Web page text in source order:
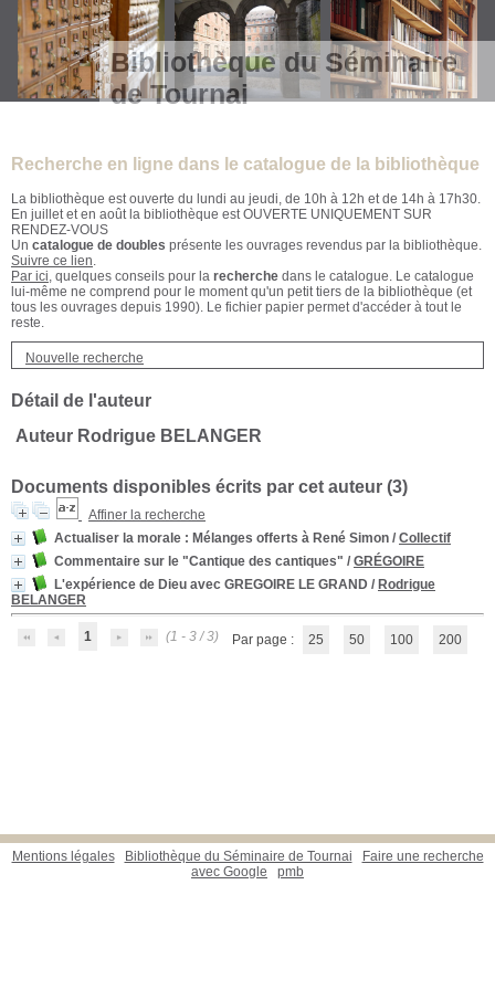
Bibliothèque du Séminaire
de Tournai
Recherche en ligne dans le catalogue de la bibliothèque
La bibliothèque est ouverte du lundi au jeudi, de 10h à 12h et de 14h à 17h30.
En juillet et en août la bibliothèque est OUVERTE UNIQUEMENT SUR
RENDEZ-VOUS
Un catalogue de doubles présente les ouvrages revendus par la bibliothèque.
Suivre ce lien.
Par ici, quelques conseils pour la recherche dans le catalogue. Le catalogue
lui-même ne comprend pour le moment qu'un petit tiers de la bibliothèque (et
tous les ouvrages depuis 1990). Le fichier papier permet d'accéder à tout le
reste.
Nouvelle recherche
Détail de l'auteur
Auteur Rodrigue BELANGER
Documents disponibles écrits par cet auteur (3)
Affiner la recherche
Actualiser la morale : Mélanges offerts à René Simon / Collectif
Commentaire sur le "Cantique des cantiques" / GRÉGOIRE
L'expérience de Dieu avec GREGOIRE LE GRAND / Rodrigue
BELANGER
1 (1 - 3 / 3) Par page : 25 50 100 200
Mentions légales Bibliothèque du Séminaire de Tournai
Faire une recherche
avec Google
pmb